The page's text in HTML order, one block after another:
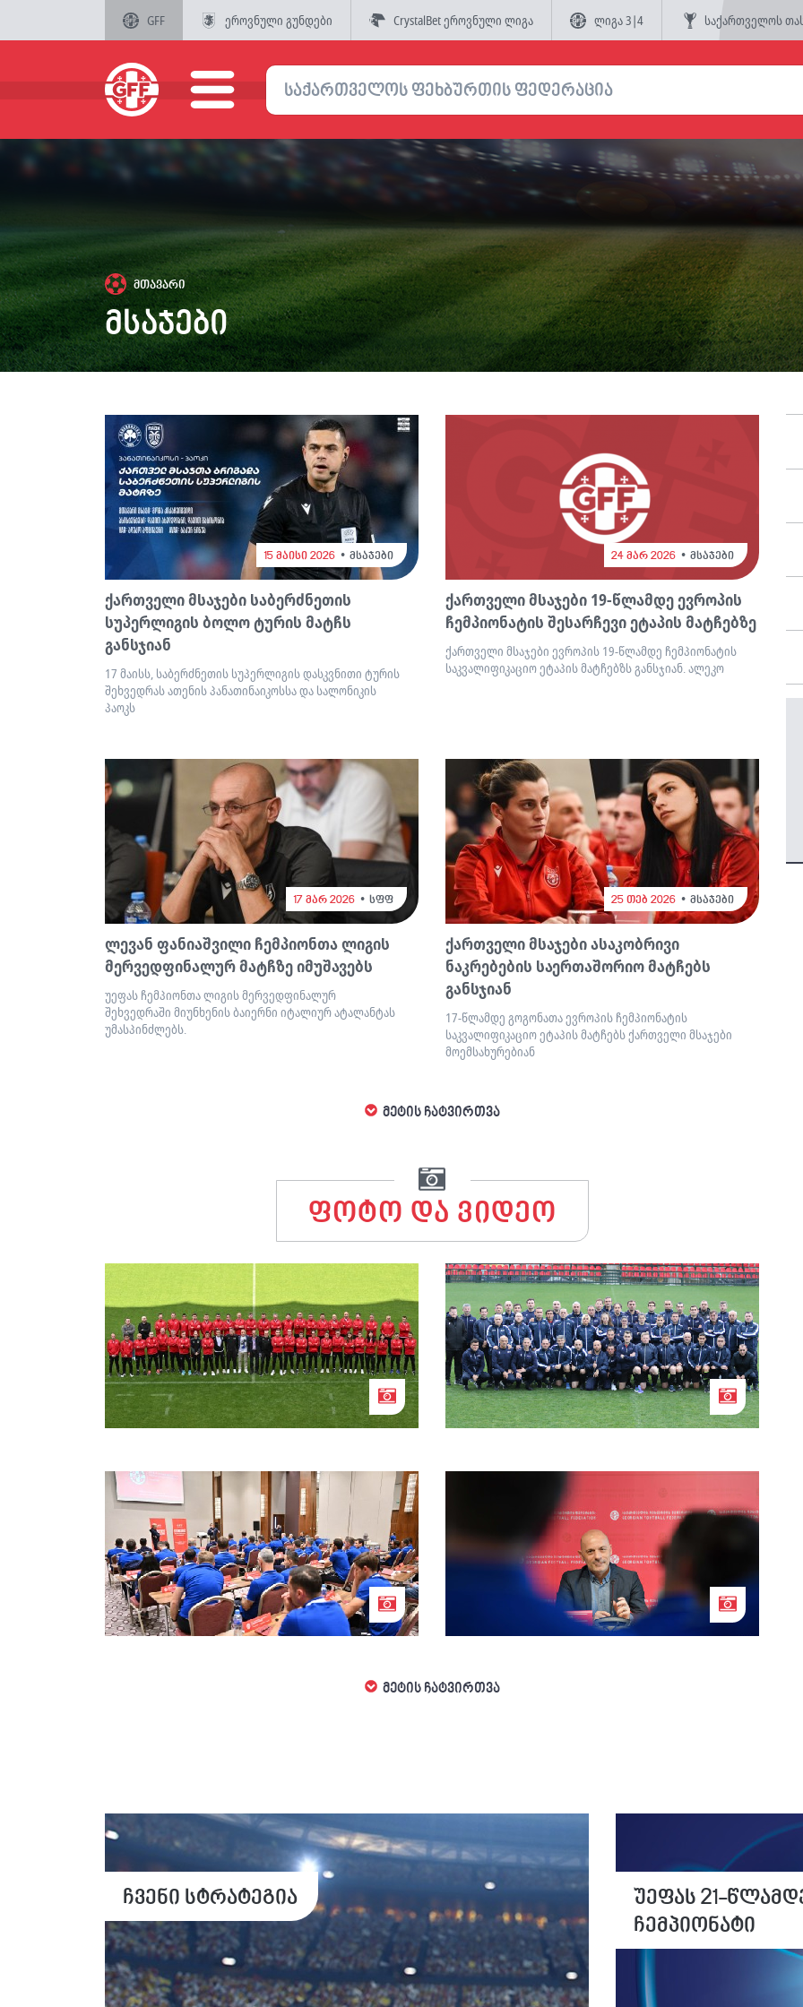
GFF ეროვნული გუნდები CrystalBet ეროვნული ლიგა ლიგა 3|4 საქართველოს
მთავარი
მსაჯები
15 მაისი 2026 მსაჯები
ქართველი მსაჯები საბერძნეთის
სუპერლიგის ბოლო ტურის მატჩს
განსჯიან
17 მაისს, საბერძნეთის სუპერლიგის დასკვნითი ტურის
შეხვედრას ათენის პანათინაიკოსსა და სალონიკის
პაოკს
24 მარ 2026 მსაჯები
ქართველი მსაჯები 19-წლამდე ევროპის
ჩემპიონატის შესარჩევი ეტაპის მატჩებზე
ქართველი მსაჯები ევროპის 19-წლამდე ჩემპიონატის
საკვალიფიკაციო ეტაპის მატჩებზს განსჯიან. ალეკო
17 მარ 2026 სფფ
ლევან ფანიაშვილი ჩემპიონთა ლიგის
მერვედფინალურ მატჩზე იმუშავებს
უეფას ჩემპიონთა ლიგის მერვედფინალურ
შეხვედრაში მიუნხენის ბაიერნი იტალიურ ატალანტას
უმასპინძლებს.
25 თებ 2026 მსაჯები
ქართველი მსაჯები ასაკობრივი
ნაკრებების საერთაშორიო მატჩებს
განსჯიან
17-წლამდე გოგონათა ევროპის ჩემპიონატის
საკვალიფიკაციო ეტაპის მატჩებს ქართველი მსაჯები
მოემსახურებიან
მეტის ჩატვირთვა
ფოტო და ვიდეო
უმაღლესი კატეგორიის მსაჯთა VAR
სემინარი
მსაჯთა ზამთრის შეკრება დასრულდა
მსაჯთა ზამთრის შეკრება ბათუმში სფფ-ის სამსაჯო განყოფილებას ჯუნეტ
ჩაქირი უხელმძღვანელებს
მეტის ჩატვირთვა
ჩვენი სტრატეგია
უეფას 21-
ჩემპიონატი